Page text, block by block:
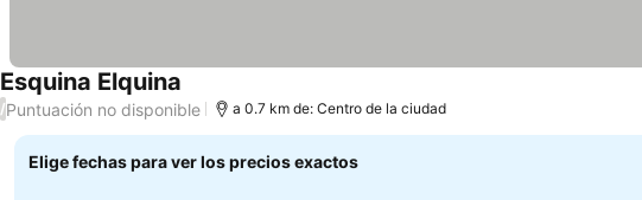
Esquina Elquina Ver precios
/Puntuación no disponible a 0.7 km de: Centro de la ciudad
Elige fechas para ver los precios exactos